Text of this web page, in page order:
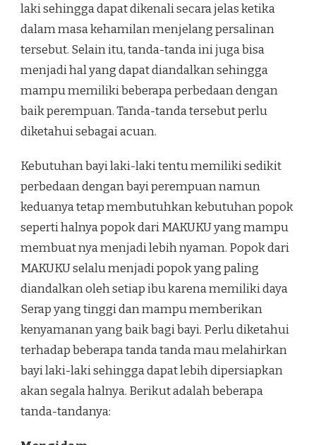
laki sehingga dapat dikenali secara jelas ketika
dalam masa kehamilan menjelang persalinan
tersebut. Selain itu, tanda-tanda ini juga bisa
menjadi hal yang dapat diandalkan sehingga
mampu memiliki beberapa perbedaan dengan
baik perempuan. Tanda-tanda tersebut perlu
diketahui sebagai acuan.
Kebutuhan bayi laki-laki tentu memiliki sedikit
perbedaan dengan bayi perempuan namun
keduanya tetap membutuhkan kebutuhan popok
seperti halnya popok dari MAKUKU yang mampu
membuat nya menjadi lebih nyaman. Popok dari
MAKUKU selalu menjadi popok yang paling
diandalkan oleh setiap ibu karena memiliki daya
Serap yang tinggi dan mampu memberikan
kenyamanan yang baik bagi bayi. Perlu diketahui
terhadap beberapa tanda tanda mau melahirkan
bayi laki-laki sehingga dapat lebih dipersiapkan
akan segala halnya. Berikut adalah beberapa
tanda-tandanya: